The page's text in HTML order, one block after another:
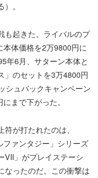
。
も起きた。ライバルのプ
体価格を2万9800円に
年6月、サターン本体と
」のセットを3万4800円
シュバックキャンペーン
まで下がった。
が打たれたのは、
ァンタジー」シリーズ
VII」がプレイステーシ
なったのだ。この衝撃は